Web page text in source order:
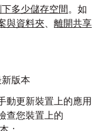
多少儲存空間。如
與資料夾、 離開共享
版本
動更新裝置上的應用
查您裝置上的